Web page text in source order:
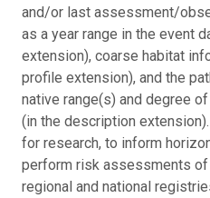
and/or last assessment/
as a year range in the event
extension), coarse habitat
profile extension), and the
native range(s) and degree
(in the description
for research, to inform
perform risk assessments
regional and national